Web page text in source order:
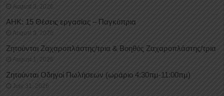
August 3, 2026
ΑΗΚ: 15 Θέσεις εργασίας – Παγκύπρια
August 3, 2026
Ζητούνται Ζαχαροπλάστης/τρια & Βοηθός Ζαχαροπλάστης/τρια
August 1, 2026
Ζητούνται Οδηγοί Πωλήσεων (ωράριο 4:30πμ-11:00πμ)
July 31, 2026